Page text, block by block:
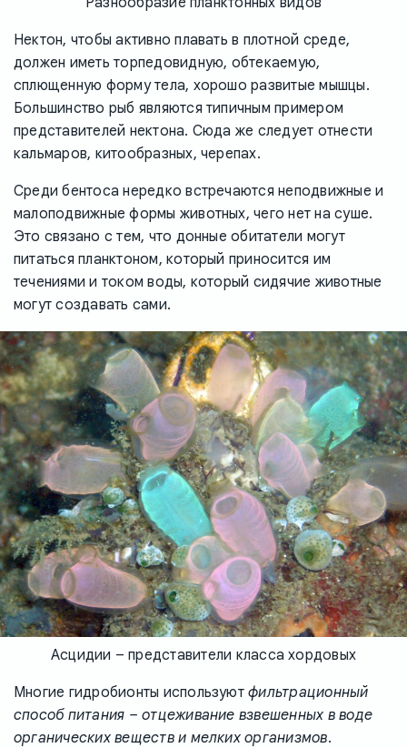
Нектон, чтобы активно плавать в плотной среде,
должен иметь торпедовидную, обтекаемую,
сплющенную форму тела, хорошо развитые мышцы.
Большинство рыб являются типичным примером
представителей нектона. Сюда же следует отнести
кальмаров, китообразных, черепах.
Среди бентоса нередко встречаются неподвижные и
малоподвижные формы животных, чего нет на суше.
Это связано с тем, что донные обитатели могут
питаться планктоном, который приносится им
течениями и током воды, который сидячие животные
могут создавать сами.
Асцидии – представители класса хордовых
Многие гидробионты используютфильтрационный
способ питания – отцеживание взвешенных в воде
органических веществ и мелких организмов.